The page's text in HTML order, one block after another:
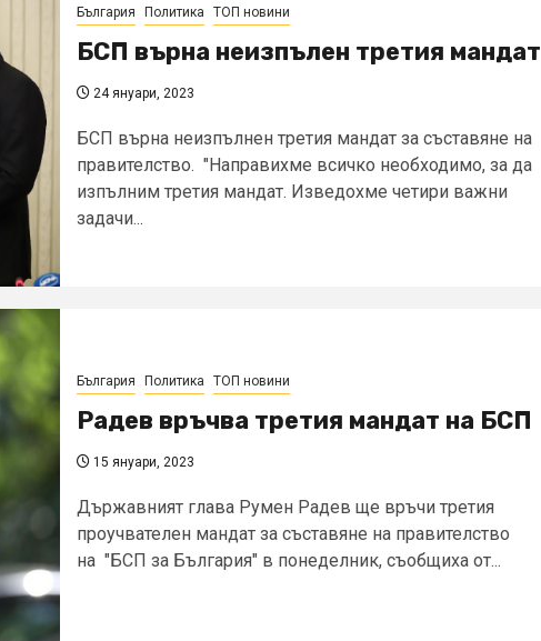
България Политика ТОП новини
БСП върна неизпълен третия мандат
24 януари, 2023
БСП върна неизпълнен третия мандат за съставяне на
правителство. "Направихме всичко необходимо, за да
изпълним третия мандат. Изведохме четири важни
задачи...
България Политика ТОП новини
Радев връчва третия мандат на БСП
15 януари, 2023
Държавният глава Румен Радев ще връчи третия
проучвателен мандат за съставяне на правителство
на "БСП за България" в понеделник, съобщиха от...